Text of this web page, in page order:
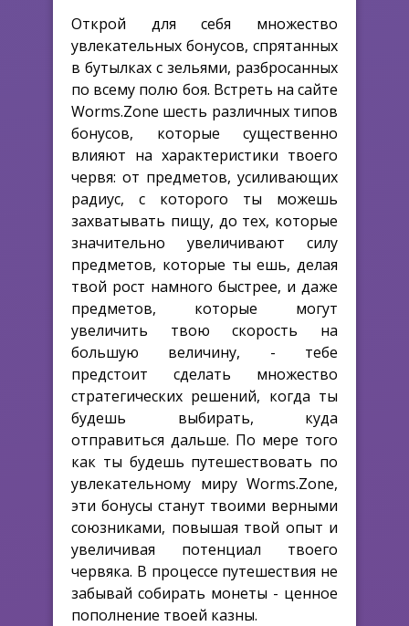
Открой для себя множество
увлекательных бонусов, спрятанных
в бутылках с зельями, разбросанных
по всему полю боя. Встреть на сайте
Worms.Zone шесть различных типов
бонусов, которые существенно
влияют на характеристики твоего
червя: от предметов, усиливающих
радиус, с которого ты можешь
захватывать пищу, до тех, которые
значительно увеличивают силу
предметов, которые ты ешь, делая
твой рост намного быстрее, и даже
предметов, которые могут
увеличить твою скорость на
большую величину, - тебе
предстоит сделать множество
стратегических решений, когда ты
будешь выбирать, куда
отправиться дальше. По мере того
как ты будешь путешествовать по
увлекательному миру Worms.Zone,
эти бонусы станут твоими верными
союзниками, повышая твой опыт и
увеличивая потенциал твоего
червяка. В процессе путешествия не
забывай собирать монеты - ценное
пополнение твоей казны.